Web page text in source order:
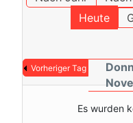
Heute
Vorheriger Tag
Es wurden